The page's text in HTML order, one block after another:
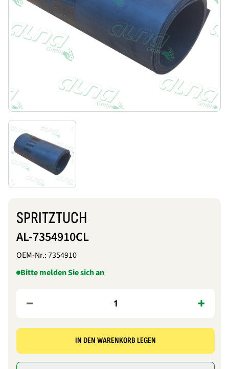
SPRITZTUCH
AL-7354910CL
OEM-Nr.:7354910
Bitte melden Sie sich an
IN DEN WARENKORB LEGEN